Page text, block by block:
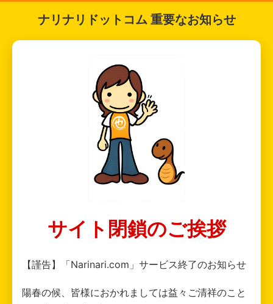
ナリナリドットコム 重要なお知らせ
サイト閉鎖のご挨拶
【謹告】「Narinari.com」サービス終了のお知らせ
陽春の候、皆様におかれましては益々ご清祥のこと